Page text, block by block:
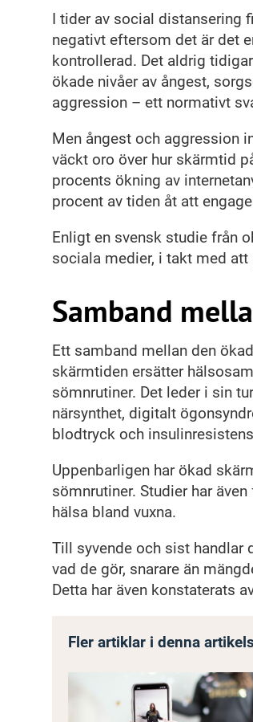
I tider av social distansering
negativt eftersom det är det
kontrollerad. Det aldrig
ökade nivåer av ångest,
aggression – ett normativt
Men ångest och aggression
väckt oro över hur skärmtid
procents ökning av
procent av tiden åt att
Enligt en svensk studie från
sociala medier, i takt med
Samband
Ett samband mellan den
skärmtiden ersätter
sömnrutiner. Det leder i sin
närsynthet, digitalt
blodtryck och
Uppenbarligen har ökad
sömnrutiner. Studier har
hälsa bland vuxna.
Till syvende och sist handlar
vad de gör, snarare än
Detta har även konstaterats
Fler artiklar i denna